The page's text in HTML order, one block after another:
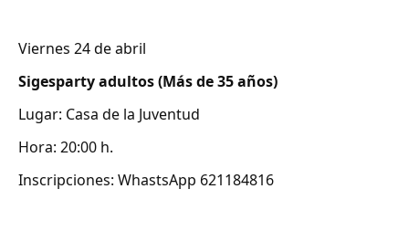
Viernes 24 de abril
Sigesparty adultos (Más de 35 años)
Lugar: Casa de la Juventud
Hora: 20:00 h.
Inscripciones: WhastsApp 621184816